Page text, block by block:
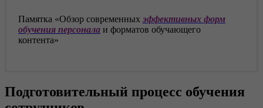
Памятка «Обзор современныхэффективных форм
обучения персонала и форматов обучающего
контента»
Подготовительный процесс обучения